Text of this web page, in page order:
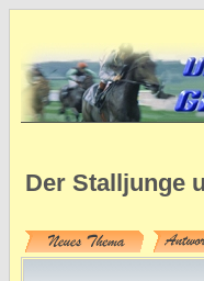
Der Stalljunge